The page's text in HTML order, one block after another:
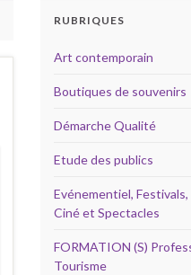
RUBRIQUES
Art contemporain
Boutiques de souvenirs
Démarche Qualité
Etude des publics
Evénementiel,
Ciné et Spectacles
FORMATION (S)
Tourisme